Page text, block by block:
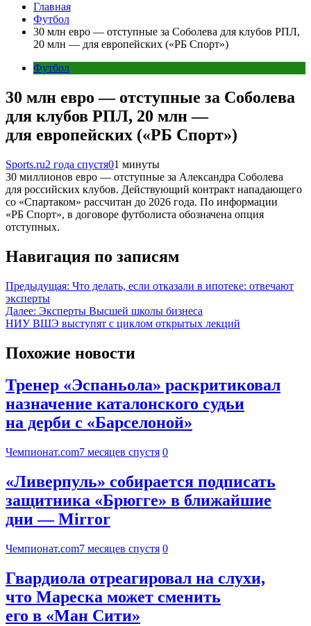
Главная
Футбол
30 млн евро — отступные за Соболева для клубов РПЛ,
20 млн — для европейских («РБ Спорт»)
Футбол
30 млн евро — отступные за Соболева
для клубов РПЛ, 20 млн —
для европейских («РБ Спорт»)
Sports.ru2 года спустя01 минуты
30 миллионов евро — отступные за Александра Соболева
для российских клубов. Действующий контракт нападающего
со «Спартаком» рассчитан до 2026 года. По информации
«РБ Спорт», в договоре футболиста обозначена опция
отступных.
Навигация по записям
Предыдущая: Что делать, если отказали в ипотеке: отвечают
эксперты
Далее: Эксперты Высшей школы бизнеса
НИУ ВШЭ выступят с циклом открытых лекций
Похожие новости
Тренер «Эспаньола» раскритиковал
назначение каталонского судьи
на дерби с «Барселоной»
Чемпионат.com7 месяцев спустя 0
«Ливерпуль» собирается подписать
защитника «Брюгге» в ближайшие
дни — Mirror
Чемпионат.com7 месяцев спустя 0
Гвардиола отреагировал на слухи,
что Мареска может сменить
его в «Ман Сити»